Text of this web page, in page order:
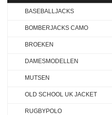
BASEBALLJACKS
BOMBERJACKS CAMO
BROEKEN
DAMESMODELLEN
MUTSEN
OLD SCHOOL UK JACKET
RUGBYPOLO